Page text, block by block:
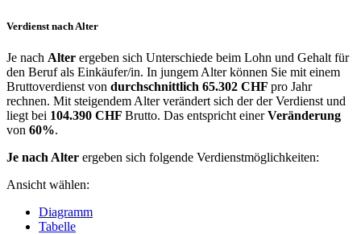
Verdienst nach Alter
Je nach Alter ergeben sich Unterschiede beim Lohn und Gehalt für
den Beruf als Einkäufer/in. In jungem Alter können Sie mit einem
Bruttoverdienst von durchschnittlich 65.302 CHF pro Jahr
rechnen. Mit steigendem Alter verändert sich der der Verdienst und
liegt bei 104.390 CHF Brutto. Das entspricht einerVeränderung
von 60%.
Je nach Alter ergeben sich folgende Verdienstmöglichkeiten:
Ansicht wählen:
Diagramm
Tabelle